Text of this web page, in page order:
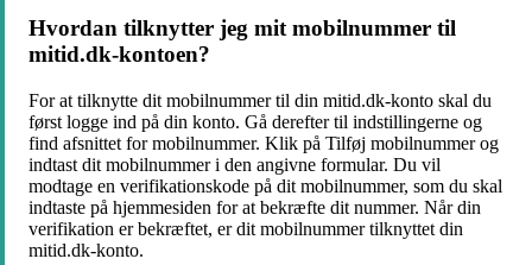
Hvordan tilknytter jeg mit mobilnummer til
mitid.dk-kontoen?
For at tilknytte dit mobilnummer til din mitid.dk-konto skal du
først logge ind på din konto. Gå derefter til indstillingerne og
find afsnittet for mobilnummer. Klik på Tilføj mobilnummer og
indtast dit mobilnummer i den angivne formular. Du vil
modtage en verifikationskode på dit mobilnummer, som du skal
indtaste på hjemmesiden for at bekræfte dit nummer. Når din
verifikation er bekræftet, er dit mobilnummer tilknyttet din
mitid.dk-konto.